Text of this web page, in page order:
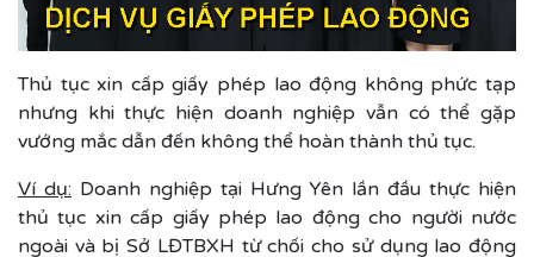
Thủ tục xin cấp giấy phép lao động không phức tạp
nhưng khi thực hiện doanh nghiệp vẫn có thể gặp
vướng mắc dẫn đến không thể hoàn thành thủ tục.
Ví dụ: Doanh nghiệp tại Hưng Yên lần đầu thực hiện
thủ tục xin cấp giấy phép lao động cho người nước
ngoài và bị Sở LĐTBXH từ chối cho sử dụng lao động